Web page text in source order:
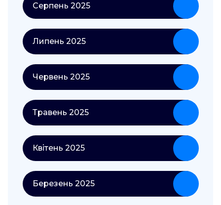
Серпень 2025
Липень 2025
Червень 2025
Травень 2025
Квітень 2025
Березень 2025